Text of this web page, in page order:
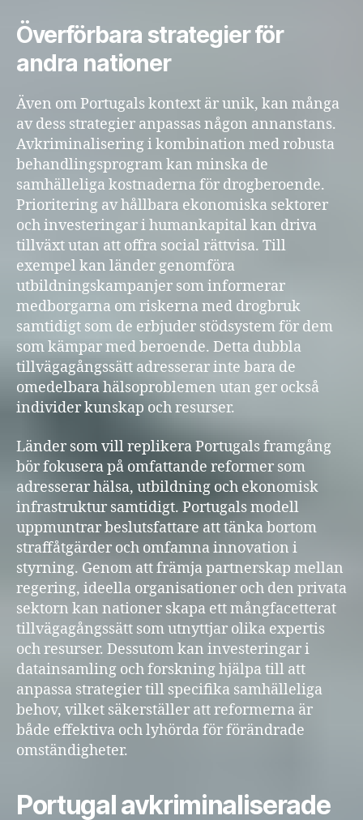
Överförbara strategier för
andra nationer
Även om Portugals kontext är unik, kan många
av dess strategier anpassas någon annanstans.
Avkriminalisering i kombination med robusta
behandlingsprogram kan minska de
samhälleliga kostnaderna för drogberoende.
Prioritering av hållbara ekonomiska sektorer
och investeringar i humankapital kan driva
tillväxt utan att offra social rättvisa. Till
exempel kan länder genomföra
utbildningskampanjer som informerar
medborgarna om riskerna med drogbruk
samtidigt som de erbjuder stödsystem för dem
som kämpar med beroende. Detta dubbla
tillvägagångssätt adresserar inte bara de
omedelbara hälsoproblemen utan ger också
individer kunskap och resurser.
Länder som vill replikera Portugals framgång
bör fokusera på omfattande reformer som
adresserar hälsa, utbildning och ekonomisk
infrastruktur samtidigt. Portugals modell
uppmuntrar beslutsfattare att tänka bortom
straffåtgärder och omfamna innovation i
styrning. Genom att främja partnerskap mellan
regering, ideella organisationer och den privata
sektorn kan nationer skapa ett mångfacetterat
tillvägagångssätt som utnyttjar olika expertis
och resurser. Dessutom kan investeringar i
datainsamling och forskning hjälpa till att
anpassa strategier till specifika samhälleliga
behov, vilket säkerställer att reformerna är
både effektiva och lyhörda för förändrade
omständigheter.
Portugal avkriminaliserade